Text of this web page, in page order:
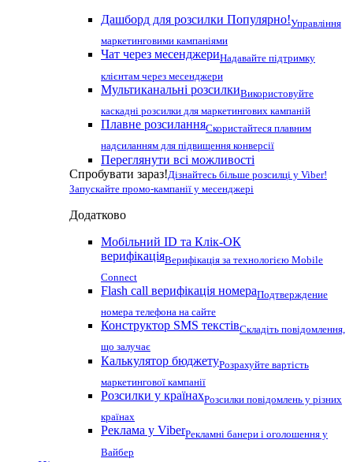
Дашборд для розсилки Популярно!Управління
маркетинговими кампаніями
Чат через месенджериНадавайте підтримку
клієнтам через месенджери
Мультиканальні розсилкиВикористовуйте
каскадні розсилки для маркетингових кампаній
Плавне розсиланняСкористайтеся плавним
надсиланням для підвищення конверсії
Переглянути всі можливості
Спробувати зараз!Дізнайтесь більше розсилці у Viber!
Запускайте промо-кампанії у месенджері
Додатково
Мобільний ID та Клік-ОК
верифікаціяВерифікація за технологією Mobile
Connect
Flash call верифікація номераПодтверждение
номера телефона на сайте
Конструктор SMS текстівСкладіть повідомлення,
що залучає
Калькулятор бюджетуРозрахуйте вартість
маркетингової кампанії
Розсилки у країнахРозсилки повідомлень у різних
країнах
Реклама у ViberРекламні банери і оголошення у
Вайбер